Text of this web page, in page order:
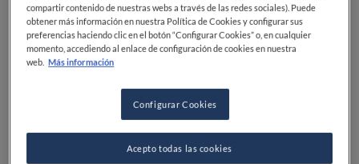
compartir contenido de nuestras webs a través de las redes sociales). Puede
obtener más información en nuestra Política de Cookies y configurar sus
preferencias haciendo clic en el botón “Configurar Cookies” o, en cualquier
momento, accediendo al enlace de configuración de cookies en nuestra
web. Más información
Configurar Cookies
Acepto todas las cookies